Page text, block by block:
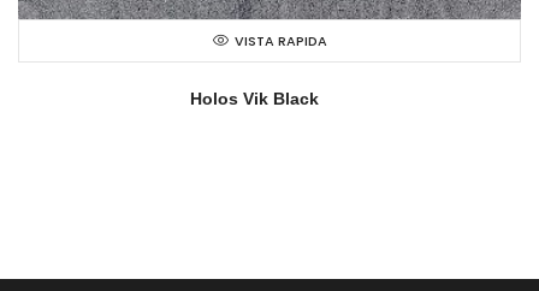
VISTA RAPIDA
Holos Vik Black